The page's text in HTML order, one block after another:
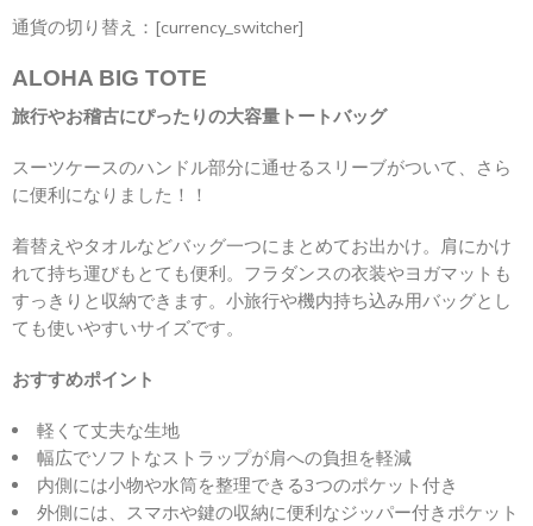
通貨の切り替え：[currency_switcher]
ALOHA BIG TOTE
旅行やお稽古にぴったりの大容量トートバッグ
スーツケースのハンドル部分に通せるスリーブがついて、さら
に便利になりました！！
着替えやタオルなどバッグ一つにまとめてお出かけ。肩にかけ
れて持ち運びもとても便利。フラダンスの衣装やヨガマットも
すっきりと収納できます。小旅行や機内持ち込み用バッグとし
ても使いやすいサイズです。
おすすめポイント
軽くて丈夫な生地
幅広でソフトなストラップが肩への負担を軽減
内側には小物や水筒を整理できる3つのポケット付き
外側には、スマホや鍵の収納に便利なジッパー付きポケット